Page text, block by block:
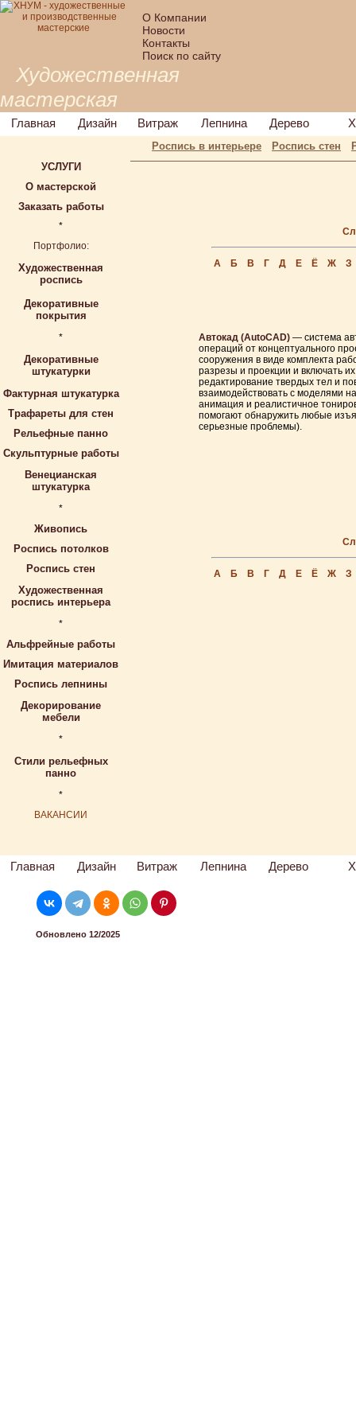
О Компании
Новости
Контакты
Поиск по сайту
Художественная
мастерская
Главная Дизайн Витраж Лепнина Дерево
Роспись в интерьере Роспись стен
УСЛУГИ
О мастерской
Заказать работы
*
Портфолио:
Художественная
роспись
Декоративные
покрытия
*
Декоративные
штукатурки
Фактурная штукатурка
Трафареты для стен
Рельефные панно
Скульптурные работы
Венецианская
штукатурка
*
Живопись
Роспись потолков
Роспись стен
Художественная
роспись интерьера
*
Альфрейные работы
Имитация материалов
Роспись лепнины
Декорирование
мебели
*
Стили рельефных
панно
*
ВАКАНСИИ
А Б В Г Д Е Ё Ж З
Автокад (AutoCAD) — система
операций от концептуального
сооружения в виде комплекта
разрезы и проекции и включать
редактирование твердых тел и
взаимодействовать с моделями
анимация и реалистичное
помогают обнаружить любые
серьезные проблемы).
А Б В Г Д Е Ё Ж З
Главная Дизайн Витраж Лепнина Дерево
Обновлено 12/2025